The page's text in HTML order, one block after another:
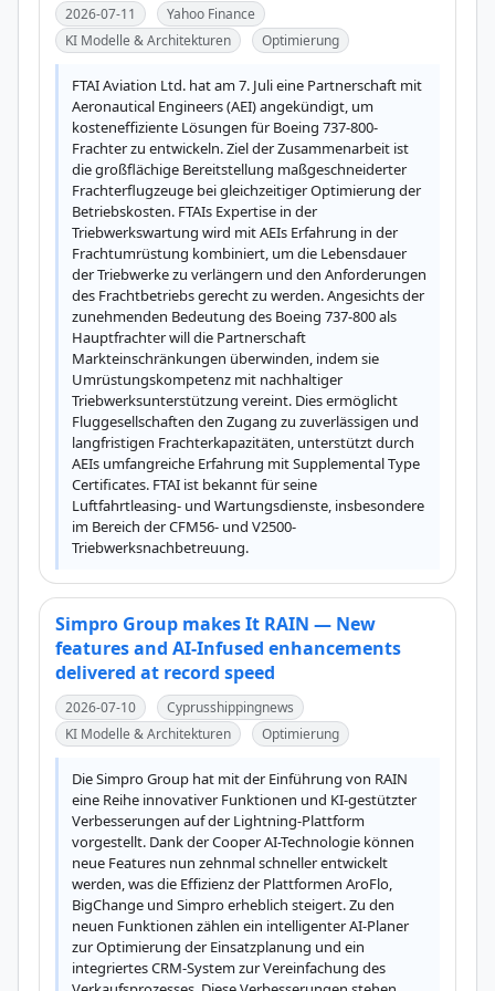
2026-07-11
Yahoo Finance
KI Modelle & Architekturen
Optimierung
FTAI Aviation Ltd. hat am 7. Juli eine Partnerschaft mit
Aeronautical Engineers (AEI) angekündigt, um
kosteneffiziente Lösungen für Boeing 737-800-
Frachter zu entwickeln. Ziel der Zusammenarbeit ist
die großflächige Bereitstellung maßgeschneiderter
Frachterflugzeuge bei gleichzeitiger Optimierung der
Betriebskosten. FTAIs Expertise in der
Triebwerkswartung wird mit AEIs Erfahrung in der
Frachtumrüstung kombiniert, um die Lebensdauer
der Triebwerke zu verlängern und den Anforderungen
des Frachtbetriebs gerecht zu werden. Angesichts der
zunehmenden Bedeutung des Boeing 737-800 als
Hauptfrachter will die Partnerschaft
Markteinschränkungen überwinden, indem sie
Umrüstungskompetenz mit nachhaltiger
Triebwerksunterstützung vereint. Dies ermöglicht
Fluggesellschaften den Zugang zu zuverlässigen und
langfristigen Frachterkapazitäten, unterstützt durch
AEIs umfangreiche Erfahrung mit Supplemental Type
Certificates. FTAI ist bekannt für seine
Luftfahrtleasing- und Wartungsdienste, insbesondere
im Bereich der CFM56- und V2500-
Triebwerksnachbetreuung.
Simpro Group makes It RAIN — New
features and AI-Infused enhancements
delivered at record speed
2026-07-10
Cyprusshippingnews
KI Modelle & Architekturen
Optimierung
Die Simpro Group hat mit der Einführung von RAIN
eine Reihe innovativer Funktionen und KI-gestützter
Verbesserungen auf der Lightning-Plattform
vorgestellt. Dank der Cooper AI-Technologie können
neue Features nun zehnmal schneller entwickelt
werden, was die Effizienz der Plattformen AroFlo,
BigChange und Simpro erheblich steigert. Zu den
neuen Funktionen zählen ein intelligenter AI-Planer
zur Optimierung der Einsatzplanung und ein
integriertes CRM-System zur Vereinfachung des